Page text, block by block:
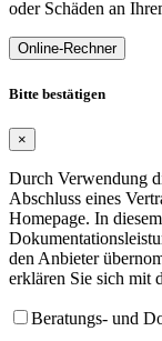
oder Schäden an
Online-Rechner
Bitte bestätigen
×
Durch Verwendung
Abschluss eines
Homepage. In
den Anbieter
erklären Sie sich mit
Beratungs- und